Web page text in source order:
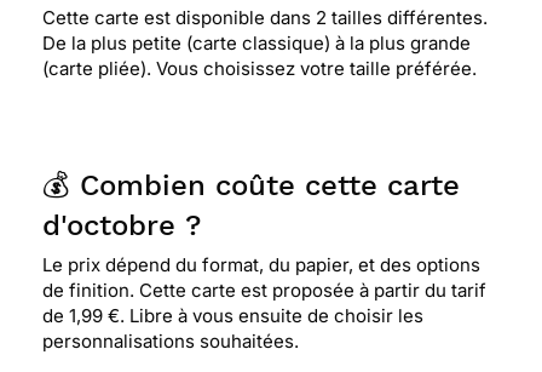
Cette carte est disponible dans 2 tailles différentes.
De la plus petite (carte classique) à la plus grande
(carte pliée). Vous choisissez votre taille préférée.
💰 Combien coûte cette carte
d'octobre ?
Le prix dépend du format, du papier, et des options
de finition. Cette carte est proposée à partir du tarif
de 1,99 €. Libre à vous ensuite de choisir les
personnalisations souhaitées.